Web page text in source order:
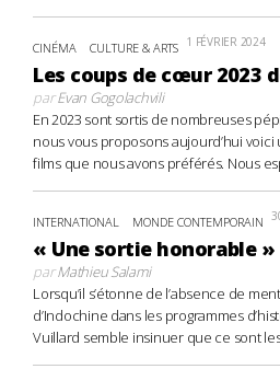
CINÉMA CULTURE & ARTS 1 FÉVRIER 2024
Les coups de cœur 2023
parEvan Gogolachvili
En 2023 sont sortis de nombreuses
nous vous proposons aujourd’hui
films que nous avons préférés. Nous
INTERNATIONAL MONDE CONTEMPORAIN
« Une sortie honorable »
parMathieu Salami
Lorsqu’il s’étonne de l’absence de
d’Indochine dans les programmes
Vuillard semble insinuer que ce sont